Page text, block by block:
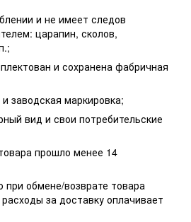
и не имеет следов
царапин, сколов,
и сохранена фабричная
заводская маркировка;
вид и свои потребительские
прошло менее 14
при обмене/возврате товара
за доставку оплачивает